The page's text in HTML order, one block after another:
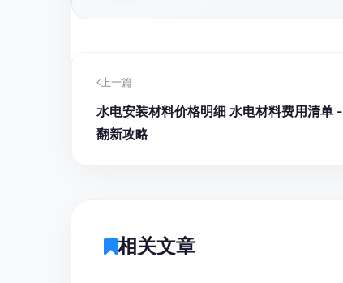
上一篇
水电安装材料价格明细 水电材料费用清单 -
翻新攻略
相关文章